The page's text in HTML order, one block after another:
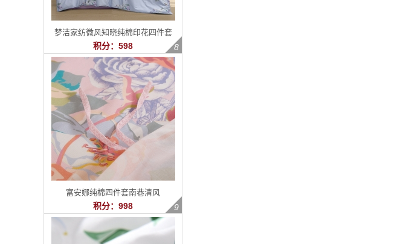
梦洁家纺微风知晓纯棉印花四件套
积分：598
富安娜纯棉四件套南巷清风
积分：998